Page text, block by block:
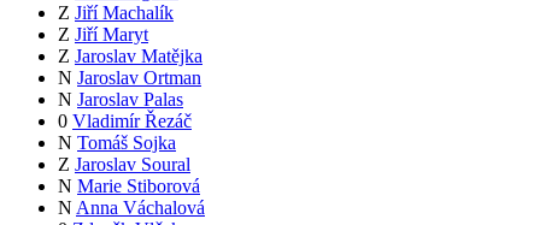
Z Jiří Machalík
Z Jiří Maryt
Z Jaroslav Matějka
N Jaroslav Ortman
N Jaroslav Palas
0 Vladimír Řezáč
N Tomáš Sojka
Z Jaroslav Soural
N Marie Stiborová
N Anna Váchalová